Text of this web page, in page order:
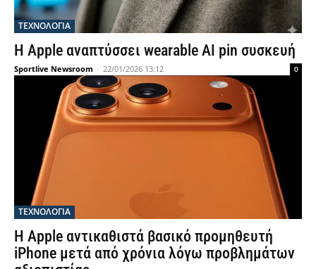
ΤΕΧΝΟΛΟΓΙΑ
Η Apple αναπτύσσει wearable AI pin συσκευή
Sportlive Newsroom - 22/01/2026 13:12 0
ΤΕΧΝΟΛΟΓΙΑ
Η Apple αντικαθιστά βασικό προμηθευτή
iPhone μετά από χρόνια λόγω προβλημάτων